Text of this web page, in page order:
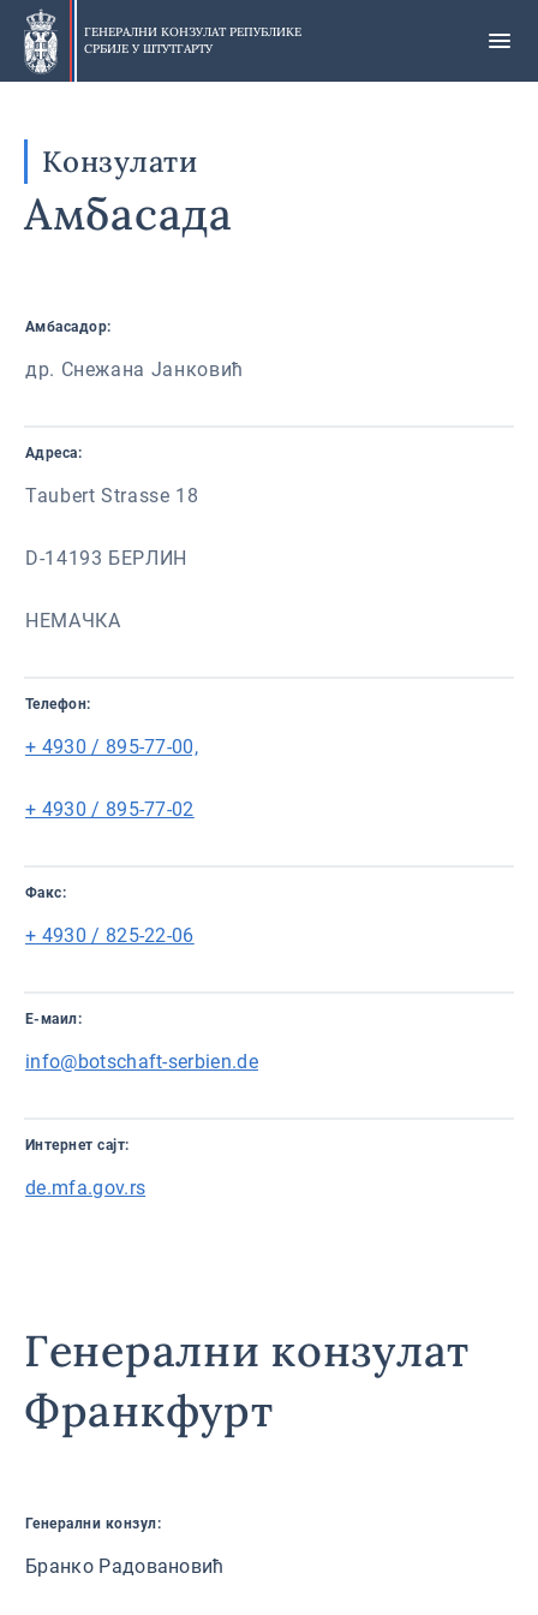
Прескочи
главни
део
ГЕНЕРАЛНИ КОНЗУЛАТ РЕПУБЛИКЕ
СРБИЈЕ У ШТУТГАРТУ
Конзулати
Амбасада
Амбасадор:
др. Снежана Јанковић
Адреса:
Taubert Strasse 18
D-14193 БЕРЛИН
НЕМАЧКА
Телефон:
+ 4930 / 895-77-00,
+ 4930 / 895-77-02
Факс:
+ 4930 / 825-22-06
Е-маил:
info@botschaft-serbien.de
Интернет сајт:
de.mfa.gov.rs
Генерални конзулат
Франкфурт
Генерални конзул:
Бранко Радовановић